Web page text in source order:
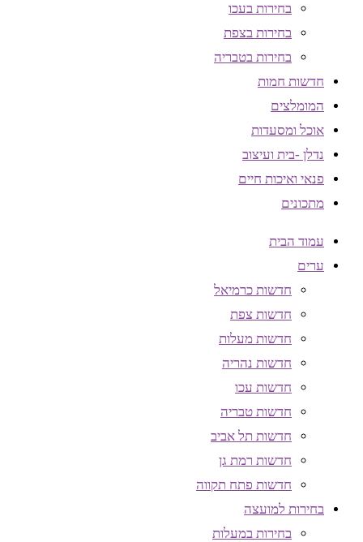
בחירות בעכו
בחירות בצפת
בחירות בטבריה
חדשות חמות
המומלצים
אוכל ומסעדות
נדלן -בית ועיצוב
פנאי ואיכות חיים
מתכונים
עמוד הבית
ערים
חדשות כרמיאל
חדשות צפת
חדשות מעלות
חדשות נהריה
חדשות עכו
חדשות טבריה
חדשות תל אביב
חדשות רמת גן
חדשות פתח תקווה
בחירות למועצה
בחירות במעלות